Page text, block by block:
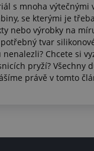
s mnoha výtečnými
se kterými je
nebo výrobky na
tvar
Chcete si
pryží? Všechny
právě v tomto